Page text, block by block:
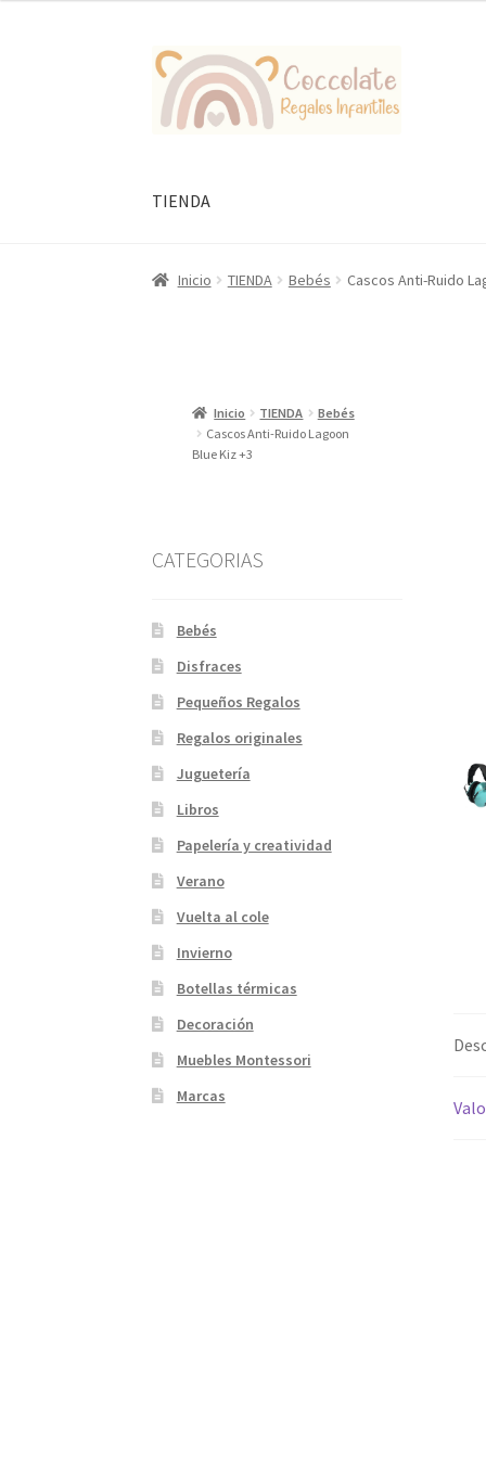
Ir
la
Ir
al
contenido
TIENDA
Inicio TIENDA Bebés Cascos Anti-Ruido
Inicio TIENDA
Bebés
Cascos Anti-Ruido Lagoon
Blue Kiz +3
CATEGORIAS
Bebés
Disfraces
Pequeños Regalos
Regalos originales
Juguetería
Libros
Papelería y creatividad
Verano
Vuelta al cole
Invierno
Botellas térmicas
Decoración
Muebles Montessori
Marcas